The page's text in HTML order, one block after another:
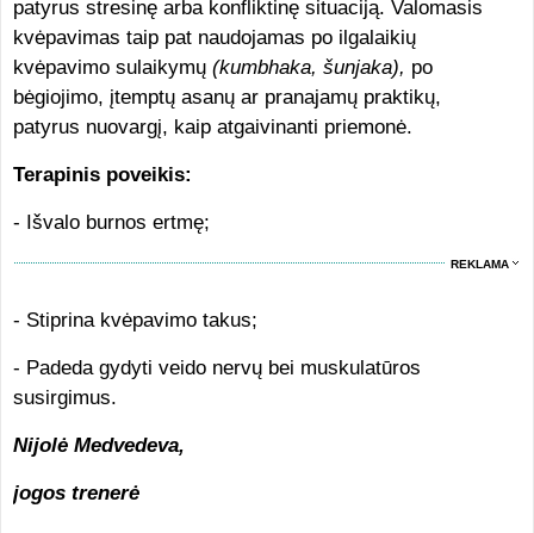
patyrus stresinę arba konfliktinę situaciją. Valomasis
kvėpavimas taip pat naudojamas po ilgalaikių
kvėpavimo sulaikymų (kumbhaka, šunjaka), po
bėgiojimo, įtemptų asanų ar pranajamų praktikų,
patyrus nuovargį, kaip atgaivinanti priemonė.
Terapinis poveikis:
- Išvalo burnos ertmę;
REKLAMA
- Stiprina kvėpavimo takus;
- Padeda gydyti veido nervų bei muskulatūros
susirgimus.
Nijolė Medvedeva,
jogos trenerė